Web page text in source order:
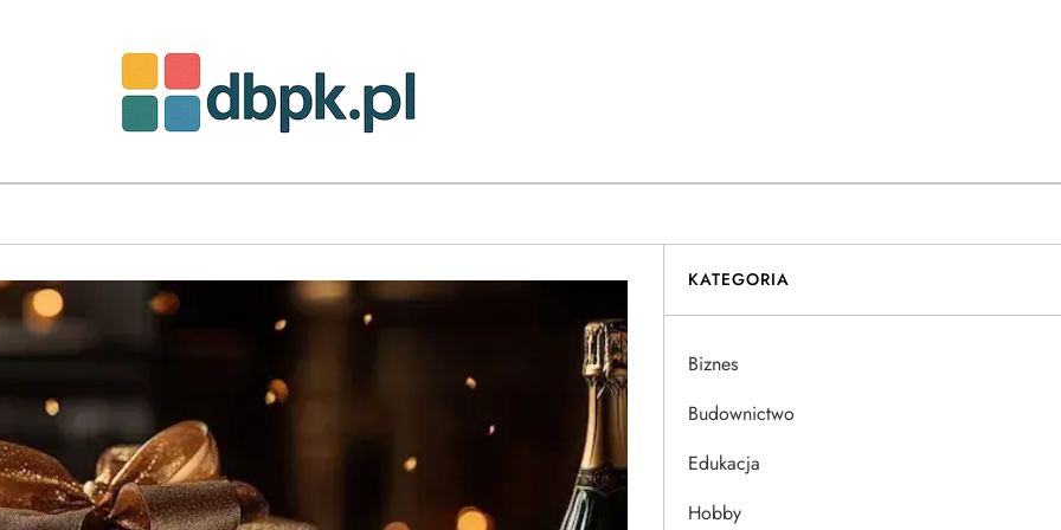
KATEGORIA
Biznes
Budownictwo
Edukacja
Hobby